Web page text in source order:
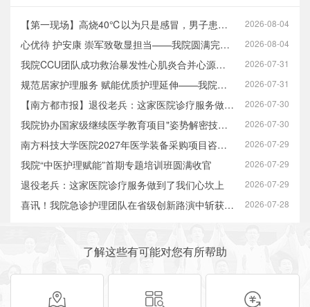
2026-08-04
【第一现场】高烧40℃以为只是感冒，男子患暴发性心肌炎心脏差点“停工”
2026-08-04
心优待 护安康 崇军致敬显担当——我院圆满完成八一建军节系列拥军优抚活动
2026-07-31
我院CCU团队成功救治暴发性心肌炎合并心源性休克高危患者
2026-07-31
规范居家护理服务 赋能优质护理延伸——我院开展2026年互联网+护理服务专…
2026-07-30
【南方都市报】退役老兵：这家医院诊疗服务做到了心坎上
2026-07-30
我院协办国家级继续医学教育项目"姿势解密技术在膝关节疾病中的应用培训…
2026-07-29
南方科技大学医院2027年医学装备采购项目咨询服务市场调研公告
2026-07-29
我院“中医护理赋能”首期专题培训班圆满收官
2026-07-29
退役老兵：这家医院诊疗服务做到了我们心坎上
2026-07-28
喜讯！我院急诊护理团队在省级创新路演中斩获佳绩
了解这些有可能对您有所帮助